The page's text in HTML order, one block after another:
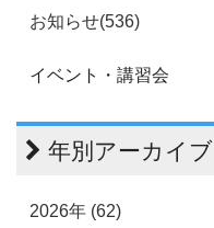
お知らせ(536)
イベント・講習会
年別アーカイブ
2026年 (62)